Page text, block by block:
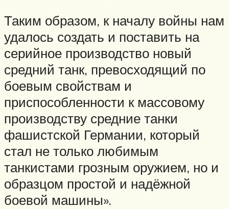
Таким образом, к началу войны нам
удалось создать и поставить на
серийное производство новый
средний танк, превосходящий по
боевым свойствам и
приспособленности к массовому
производству средние танки
фашистской Германии, который
стал не только любимым
танкистами грозным оружием, но и
образцом простой и надёжной
боевой машины».